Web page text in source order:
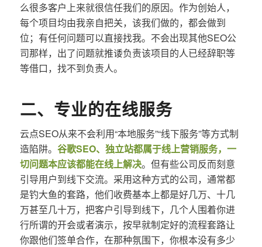
么很多客户上来就很信任我们的原因。作为创始人，
每个项目均由我亲自把关，该我们做的，都会做到
位；有任何问题可以直接找我。不会出现其他SEO公
司那样，出了问题就推诿负责该项目的人已经辞职等
等借口，找不到负责人。
二、专业的在线服务
云点SEO从来不会利用“本地服务”“线下服务”等方式制
造陷阱。 谷歌SEO、独立站都属于线上营销服务，一
切问题本应该都能在线上解决。但有些公司反而刻意
引导用户到线下交流。采用这种方式的公司，通常都
是钓大鱼的套路，他们收费基本上都是好几万、十几
万甚至几十万，把客户引导到线下，几个人围着你进
行所谓的开会或者演示，按早就制定好的流程套路让
你跟他们签单合作，在那种氛围下，你根本没有多少